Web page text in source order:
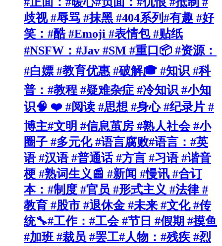
歧视 #辱骂 #抹黑 #404系列#有趣 #好
笑：#酷 #Emoji #表情包 #贴纸
#NSFW：#Jav #SM #重口📦 #资源：
#白嫖 #教育优惠 #破解🎓 #知识 #科
普：#教程 #疑难杂症 #冷知识 #小知
识🧠 ❤️ #阅读 #思想 #身心 #纪录片 #
博主#文明 #信息茧房 #熟人社会 #小
圈子 #多元化 #语言腐败#语言：#英
语 #汉语 #普通话 #方言 #习语 #谐音
梗 #熟词生义📰 #新闻 #慢讯 #合订
本：#制度 #官员 #形式主义 #法律 #
教育 #股市 #退休金 #未来 #文化 #传
统🔧#工作：#工会 #节日 #假期 #摸鱼
#加班 #裁员 #罢工#人物：#残疾 #烈